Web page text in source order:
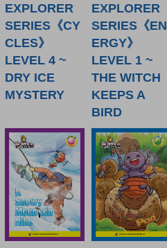
EXPLORER
SERIES《CY
CLES》
LEVEL 4 ~
DRY ICE
MYSTERY
EXPLORER
SERIES《EN
ERGY》
LEVEL 1 ~
THE WITCH
KEEPS A
BIRD